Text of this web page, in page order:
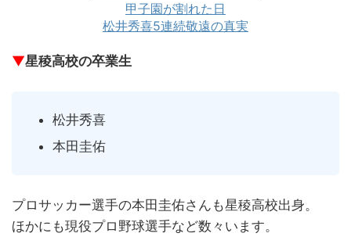
甲子園が割れた日
松井秀喜5連続敬遠の真実
▼星稜高校の卒業生
松井秀喜
本田圭佑
プロサッカー選手の本田圭佑さんも星稜高校出身。
ほかにも現役プロ野球選手など数々います。